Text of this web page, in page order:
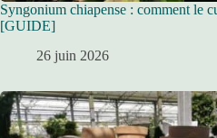
Syngonium chiapense : comment le
[GUIDE]
26 juin 2026